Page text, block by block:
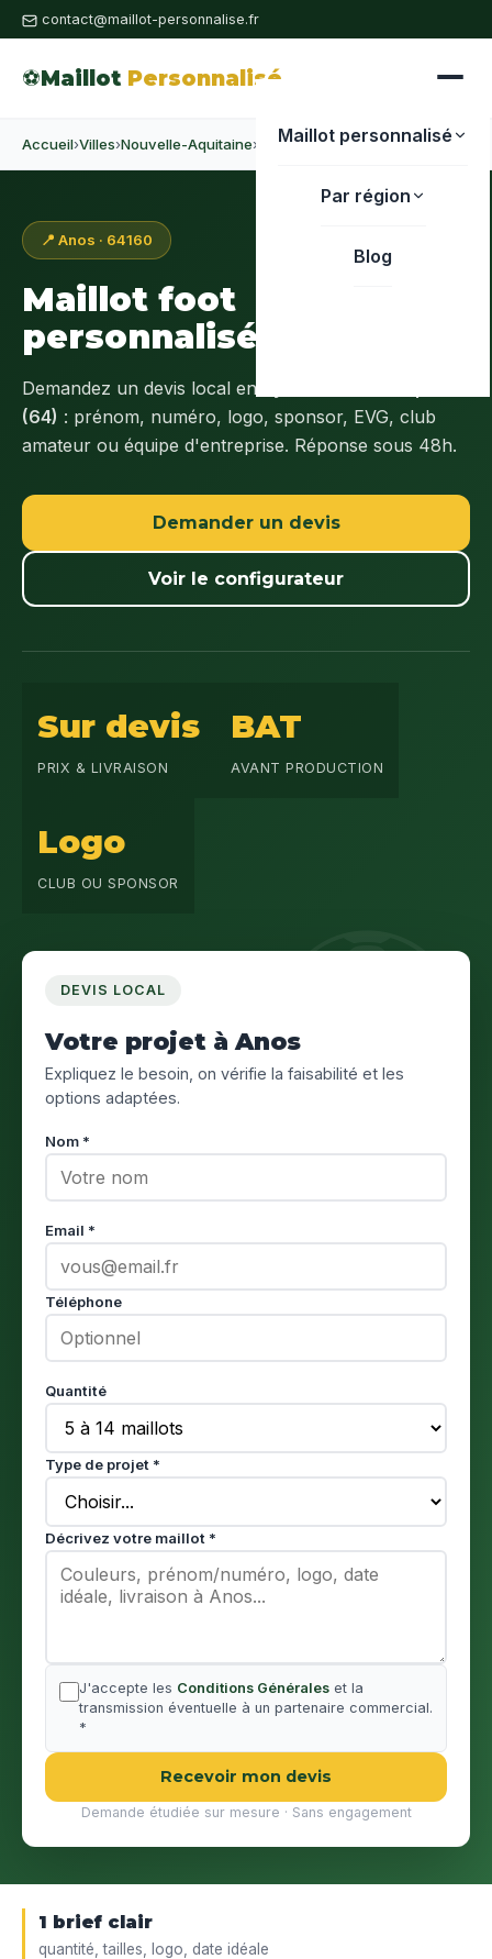
contact@maillot-personnalise.fr
⚽Maillot Personnalisé
Maillot personnalisé
Par région
Blog
Accueil›Villes›Nouvelle-Aquitaine› Pyrénées-Atlantiques ›Anos
📍 Anos · 64160
Maillot foot
personnalisé à
Demandez un devis local en
(64) : prénom, numéro, logo, sponsor, EVG, club
amateur ou équipe d'entreprise. Réponse sous 48h.
Demander un devis
Voir le configurateur
Sur devis
PRIX & LIVRAISON
BAT
AVANT PRODUCTION
Logo
CLUB OU SPONSOR
DEVIS LOCAL
Votre projet à Anos
Expliquez le besoin, on vérifie la faisabilité et les
options adaptées.
Nom *
Email *
Téléphone
Quantité
Type de projet *
Décrivez votre maillot *
J'accepte les Conditions Générales et la
transmission éventuelle à un partenaire commercial.
*
Recevoir mon devis
Demande étudiée sur mesure · Sans engagement
1 brief clair
quantité, tailles, logo, date idéale